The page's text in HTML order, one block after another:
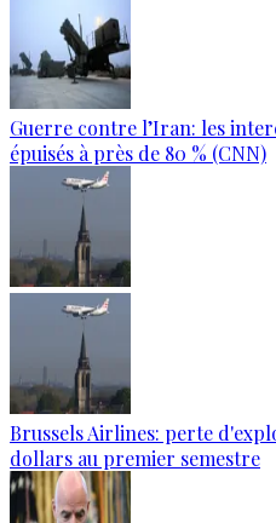
Guerre contre l’Iran: les
épuisés à près de 80 % (CNN)
Brussels Airlines: perte
dollars au premier semestre